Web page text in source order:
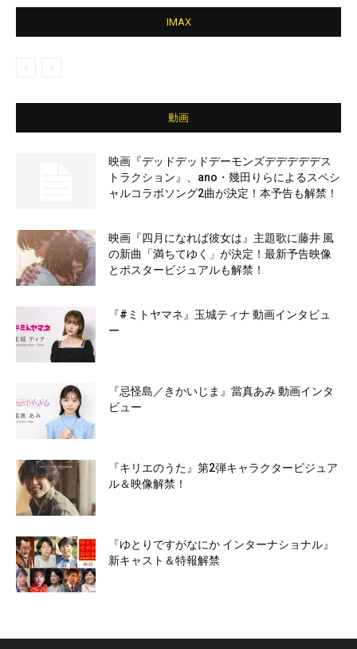
IMAX
動画
映画『デッドデッドデーモンズデデデデデス
トラクション』、ano・幾田りらによるスペシ
ャルコラボソング2曲が決定！本予告も解禁！
映画『四月になれば彼女は』主題歌に藤井 風
の新曲「満ちてゆく」が決定！最新予告映像
とポスタービジュアルも解禁！
『#ミトヤマネ』玉城ティナ 動画インタビュ
ー
『忌怪島／きかいじま』當真あみ 動画インタ
ビュー
『キリエのうた』第2弾キャラクタービジュア
ル＆映像解禁！
『ゆとりですがなにか インターナショナル』
新キャスト＆特報解禁